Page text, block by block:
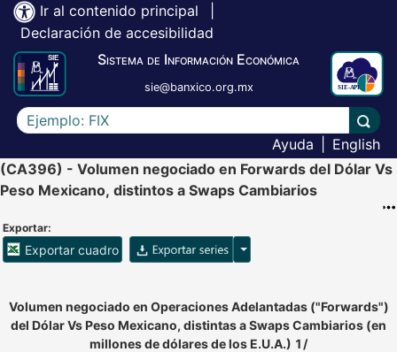
Ir al contenido principal
Declaración de accesibilidad
Sistema de Información Económica
sie@banxico.org.mx
Escriba el texto a buscar
Ayuda
English
(CA396) - Volumen negociado en Forwards del Dólar Vs
Peso Mexicano, distintos a Swaps Cambiarios
Exportar:
Exportar cuadro Opciones para exportar
Accesibilidad de Cuadros Analíticos, al exportar el cuadro
Volumen negociado en Operaciones Adelantadas ("Forwards")
del Dólar Vs Peso Mexicano, distintas a Swaps Cambiarios (en
millones de dólares de los E.U.A.) 1/